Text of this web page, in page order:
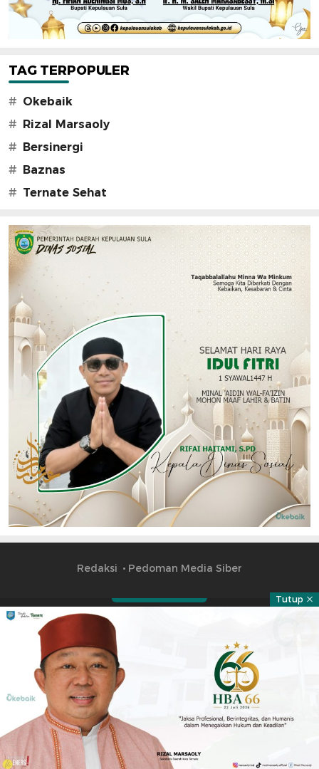
TAG TERPOPULER
# Okebaik
# Rizal Marsaoly
# Bersinergi
# Baznas
# Ternate Sehat
Redaksi Pedoman Media Siber
Copyright © 2023 okebai.id | All right reserved
Tutup